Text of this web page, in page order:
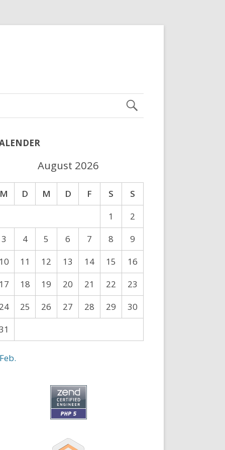
August 2026
M D M D F S
S
1
2
3
4 5 6 7 8
9
11 12 13 14 15
16
18 19 20 21 22
23
25 26 27 28 29
30